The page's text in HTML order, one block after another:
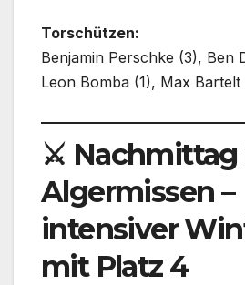
Torschützen:
Benjamin Perschke (3), Ben
Leon Bomba (1), Max Bartelt
⚔️ Nachmittag
Algermissen –
intensiver
mit Platz 4